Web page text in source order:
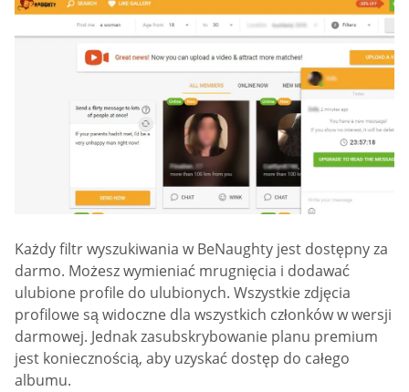
Każdy filtr wyszukiwania w BeNaughty jest dostępny za
darmo. Możesz wymieniać mrugnięcia i dodawać
ulubione profile do ulubionych. Wszystkie zdjęcia
profilowe są widoczne dla wszystkich członków w wersji
darmowej. Jednak zasubskrybowanie planu premium
jest koniecznością, aby uzyskać dostęp do całego
albumu.